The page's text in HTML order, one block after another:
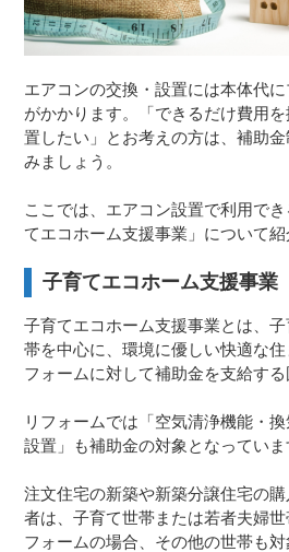
エアコンの交換・設置には本体代
がかかります。「できるだけ費用
置したい」とお考えの方は、補助
みましょう。
ここでは、エアコン設置で利用で
てエコホーム支援事業」について紹
子育てエコホーム支援事業
子育てエコホーム支援事業とは、
帯を中心に、環境に優しい快適な
フォームに対して補助金を支給する
リフォームでは「空気清浄機能・
設置」も補助金の対象となっていま
注文住宅の新築や新築分譲住宅の
者は、子育て世帯または若者夫婦
フォームの場合、その他の世帯も対